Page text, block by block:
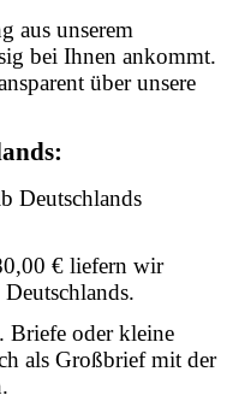
aus unserem
bei Ihnen ankommt.
über unsere
Deutschlands
€ liefern wir
Briefe oder kleine
als Großbrief mit der